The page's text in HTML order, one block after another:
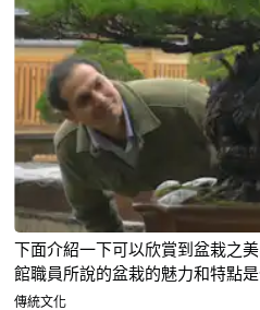
下面介紹一下可以欣賞到盆栽之
館職員所說的盆栽的魅力和特點是
傳統文化